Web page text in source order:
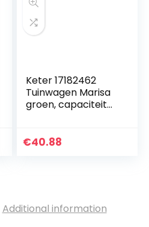
Keter 17182462
Tuinwagen Marisa
groen, capaciteit
€40.88
Additional information